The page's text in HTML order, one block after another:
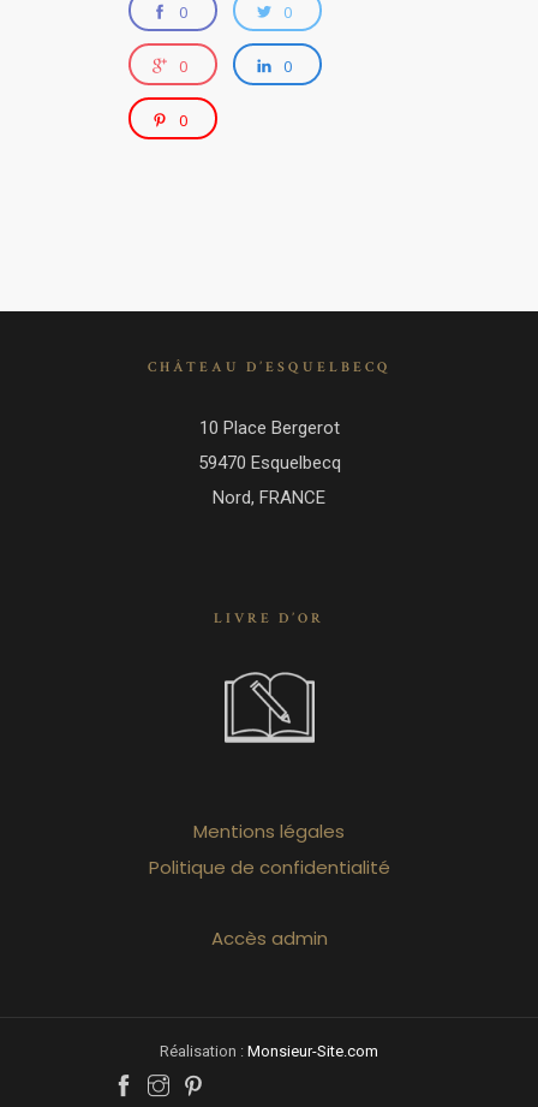
0 0
0 0
0
CHÂTEAU D’ESQUELBECQ
10 Place Bergerot
59470 Esquelbecq
Nord, FRANCE
LIVRE D’OR
Mentions légales
Politique de confidentialité
Accès admin
Réalisation : Monsieur-Site.com